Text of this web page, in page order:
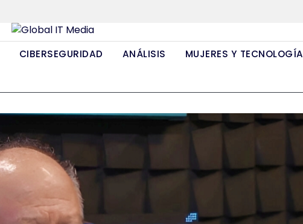
CIBERSEGURIDAD ANÁLISIS MUJERES Y TECNOLOGÍA